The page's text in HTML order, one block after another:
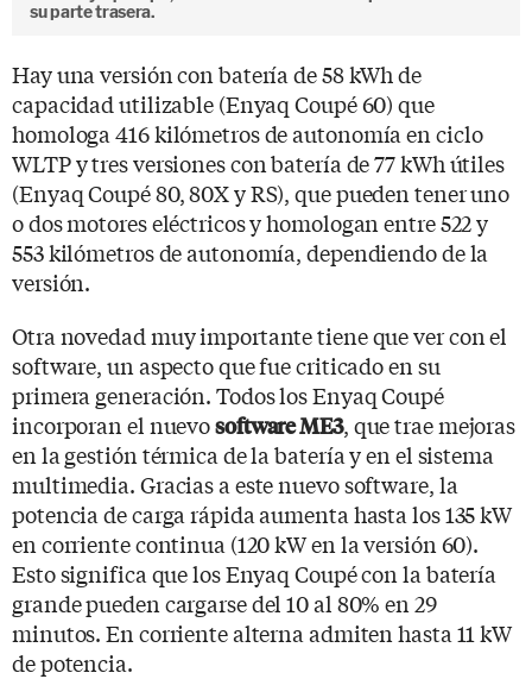
su parte trasera.
Hay una versión con batería de 58 kWh de
capacidad utilizable (Enyaq Coupé 60) que
homologa 416 kilómetros de autonomía en ciclo
WLTP y tres versiones con batería de 77 kWh útiles
(Enyaq Coupé 80, 80X y RS), que pueden tener uno
o dos motores eléctricos y homologan entre 522 y
553 kilómetros de autonomía, dependiendo de la
versión.
Otra novedad muy importante tiene que ver con el
software, un aspecto que fue criticado en su
primera generación. Todos los Enyaq Coupé
incorporan el nuevosoftware ME3, que trae mejoras
en la gestión térmica de la batería y en el sistema
multimedia. Gracias a este nuevo software, la
potencia de carga rápida aumenta hasta los 135 kW
en corriente continua (120 kW en la versión 60).
Esto significa que los Enyaq Coupé con la batería
grande pueden cargarse del 10 al 80% en 29
minutos. En corriente alterna admiten hasta 11 kW
de potencia.